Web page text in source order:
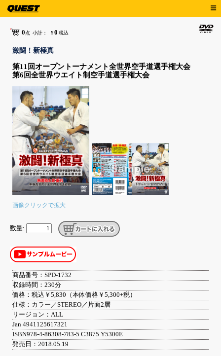
0点 小計： ¥0 税込
激闘！新極真
第11回オープントーナメント全世界空手道選手権大会
第6回全世界ウエイト制空手道選手権大会
画像クリックで拡大
数量:
商品番号：SPD-1732
収録時間：230分
価格：税込￥5,830（本体価格￥5,300+税）
仕様：カラー／STEREO／片面2層
リージョン：ALL
Jan 4941125617321
ISBN978-4-86308-783-5 C3875 Y5300E
発売日：2018.05.19